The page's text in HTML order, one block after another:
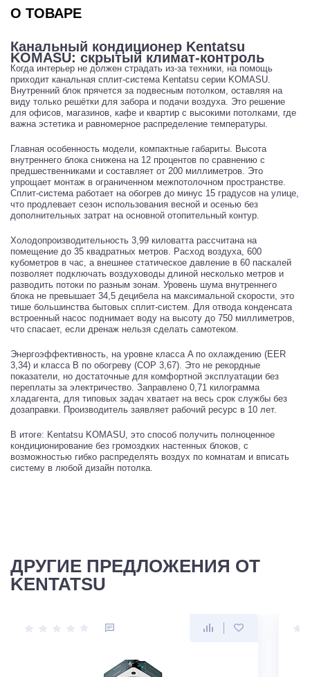
О ТОВАРЕ
Канальный кондиционер Kentatsu
KOMASU: скрытый климат-контроль
Когда интерьер не должен страдать из-за техники, на помощь
приходит канальная сплит-система Kentatsu серии KOMASU.
Внутренний блок прячется за подвесным потолком, оставляя на
виду только решётки для забора и подачи воздуха. Это решение
для офисов, магазинов, кафе и квартир с высокими потолками, где
важна эстетика и равномерное распределение температуры.
Главная особенность модели, компактные габариты. Высота
внутреннего блока снижена на 12 процентов по сравнению с
предшественниками и составляет от 200 миллиметров. Это
упрощает монтаж в ограниченном межпотолочном пространстве.
Сплит-система работает на обогрев до минус 15 градусов на улице,
что продлевает сезон использования весной и осенью без
дополнительных затрат на основной отопительный контур.
Холодопроизводительность 3,99 киловатта рассчитана на
помещение до 35 квадратных метров. Расход воздуха, 600
кубометров в час, а внешнее статическое давление в 60 паскалей
позволяет подключать воздуховоды длиной несколько метров и
разводить потоки по разным зонам. Уровень шума внутреннего
блока не превышает 34,5 децибела на максимальной скорости, это
тише большинства бытовых сплит-систем. Для отвода конденсата
встроенный насос поднимает воду на высоту до 750 миллиметров,
что спасает, если дренаж нельзя сделать самотеком.
Энергоэффективность, на уровне класса A по охлаждению (EER
3,34) и класса B по обогреву (COP 3,67). Это не рекордные
показатели, но достаточные для комфортной эксплуатации без
переплаты за электричество. Заправлено 0,71 килограмма
хладагента, для типовых задач хватает на весь срок службы без
дозаправки. Производитель заявляет рабочий ресурс в 10 лет.
В итоге: Kentatsu KOMASU, это способ получить полноценное
кондиционирование без громоздких настенных блоков, с
возможностью гибко распределять воздух по комнатам и вписать
систему в любой дизайн потолка.
ДРУГИЕ ПРЕДЛОЖЕНИЯ ОТ
KENTATSU